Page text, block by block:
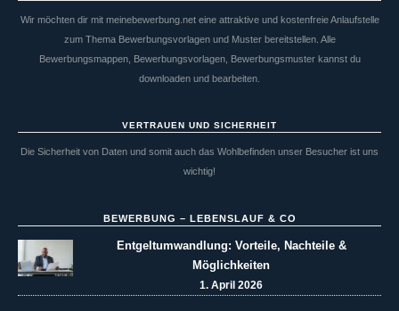
Wir möchten dir mit meinebewerbung.net eine attraktive und kostenfreie Anlaufstelle
zum Thema Bewerbungsvorlagen und Muster bereitstellen. Alle
Bewerbungsmappen, Bewerbungsvorlagen, Bewerbungsmuster kannst du
downloaden und bearbeiten.
VERTRAUEN UND SICHERHEIT
Die Sicherheit von Daten und somit auch das Wohlbefinden unser Besucher ist uns
wichtig!
BEWERBUNG – LEBENSLAUF & CO
Entgeltumwandlung: Vorteile, Nachteile &
Möglichkeiten
1. April 2026